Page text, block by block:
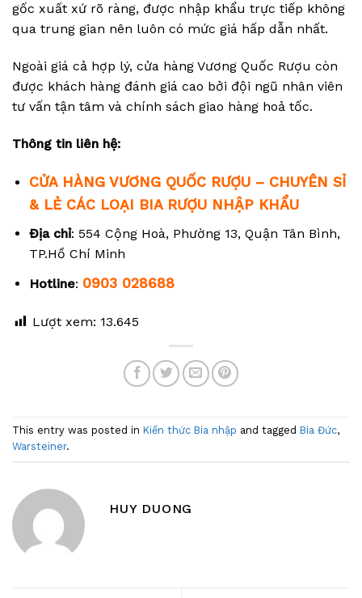
gốc xuất xứ rõ ràng, được nhập khẩu trực tiếp không
qua trung gian nên luôn có mức giá hấp dẫn nhất.
Ngoài giá cả hợp lý, cửa hàng Vương Quốc Rượu còn
được khách hàng đánh giá cao bởi đội ngũ nhân viên
tư vấn tận tâm và chính sách giao hàng hoả tốc.
Thông tin liên hệ:
CỬA HÀNG VƯƠNG QUỐC RƯỢU – CHUYÊN SỈ
& LẺ CÁC LOẠI BIA RƯỢU NHẬP KHẨU
Địa chỉ: 554 Cộng Hoà, Phường 13, Quận Tân Bình,
TP.Hồ Chí Minh
Hotline: 0903 028688
Lượt xem: 13.645
This entry was posted in Kiến thức Bia nhập and tagged Bia Đức,
Warsteiner.
HUY DUONG